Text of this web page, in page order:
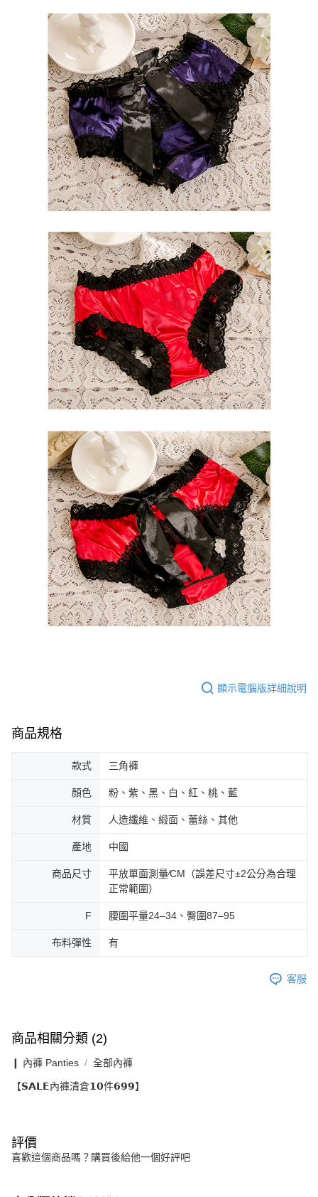
顯示電腦版詳細說明
商品規格
款式 三角褲
顏色 粉、紫、黑、白、紅、桃、藍
材質 人造纖維、緞面、蕾絲、其他
產地 中國
商品尺寸
平放單面測量∕CM（誤差尺寸±2公分為合理
正常範圍）
F 腰圍平量24–34、臀圍87–95
布料彈性 有
客服
商品相關分類 (2)
❙ 內褲 Panties 全部內褲
【𝗦𝗔𝗟𝗘內褲清倉𝟭𝟬件𝟲𝟵𝟵】
評價
喜歡這個商品嗎？購買後給他一個好評吧